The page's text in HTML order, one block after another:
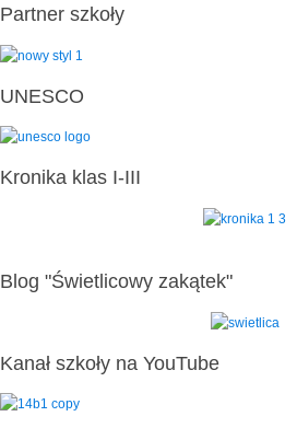
Partner szkoły
UNESCO
Kronika klas I-III
Blog "Świetlicowy zakątek"
Kanał szkoły na YouTube